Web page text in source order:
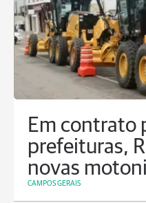
Em contrato
prefeituras,
novas
CAMPOS GERAIS